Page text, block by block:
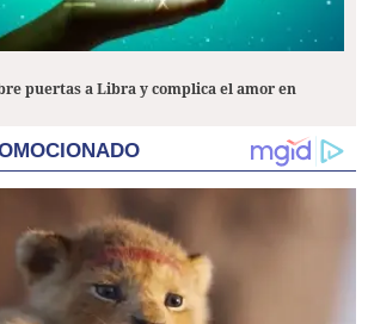
puertas a Libra y complica el amor en